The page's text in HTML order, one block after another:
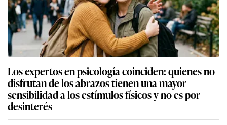
Los expertos en psicología coinciden: quienes no
disfrutan de los abrazos tienen una mayor
sensibilidad a los estímulos físicos y no es por
desinterés